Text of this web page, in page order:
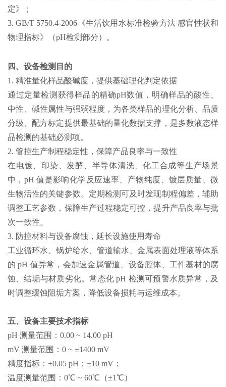
定》；
3. GB/T 5750.4-2006《生活饮用水标准检验方法 感官性状和
物理指标》（pH检测部分）。
四、设备检测目的
1. 精准量化样品酸碱度，提供基础理化判定依据
通过定量检测获得样品的精确pH数值，明确样品的酸性、
中性、碱性属性与强弱程度，为各类样品的理化分析、品质
分级、配方标定提供最基础的量化数据支撑，是多数液态样
品检测的基础必测项。
2. 管控生产制程稳定性，保障产品良率与一致性
在电镀、印染、发酵、半导体清洗、化工合成等生产场景
中，pH 值是影响化学反应速率、产物纯度、镀层质量、微
生物活性的关键参数。定期检测可及时发现制程偏差，辅助
调整工艺参数，保障生产过程稳定可控，提升产品良率与批
次一致性。
3. 防控材料与设备腐蚀，延长设施使用寿命
工业循环水、锅炉给水、管道输水、金属表面处理液等体系
的 pH 值异常，会加速金属管道、设备腔体、工件基材的腐
蚀、结垢与材质劣化。常态化 pH 检测可预警水质异常，及
时调整缓蚀阻垢方案，降低设备损耗与运维成本。
五、设备主要技术指标
pH 测量范围：0.00 ~ 14.00 pH
mV 测量范围：0 ~ ±1400 mV
精度指标：±0.05 pH；±10 mV；
温度测量范围：0℃ ~ 60℃（±1℃）